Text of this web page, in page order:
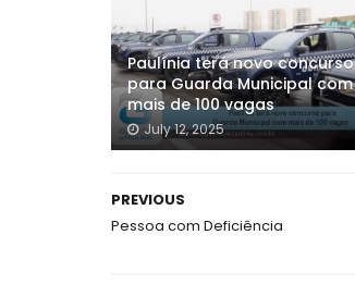
Paulínia terá novo concurso
para Guarda Municipal com
mais de 100 vagas
July 12, 2025
PREVIOUS
Pessoa com Deficiência